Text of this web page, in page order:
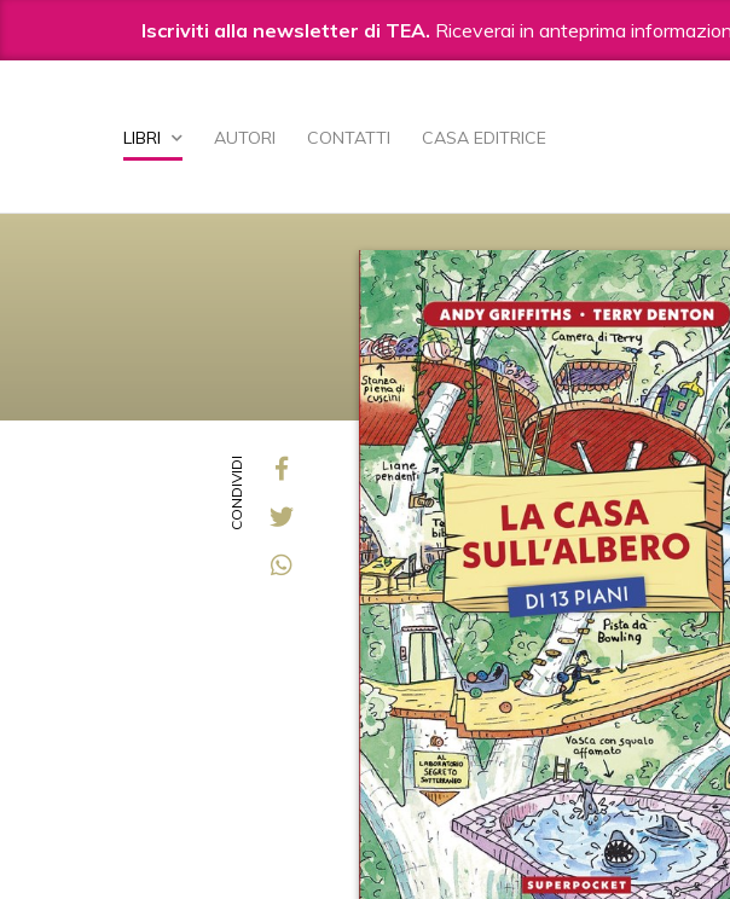
Iscriviti alla newsletter di TEA. Riceverai in anteprima
LIBRI AUTORI CONTATTI CASA EDITRICE
contenuti.
|
navigazione